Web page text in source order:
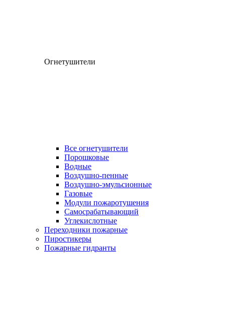
Огнетушители
Все огнетушители
Порошковые
Водные
Воздушно-пенные
Воздушно-эмульсионные
Газовые
Модули пожаротушения
Самосрабатывающий
Углекислотные
Переходники пожарные
Пиростикеры
Пожарные гидранты